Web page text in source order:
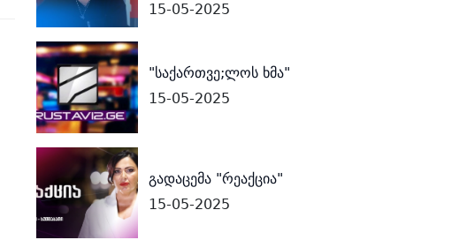
15-05-2025
"საქართვე;ლოს ხმა"
15-05-2025
გადაცემა "რეაქცია"
15-05-2025